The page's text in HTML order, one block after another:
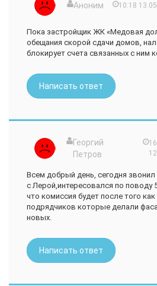
Аноним 10:18
Пока застройщик ЖК «Медовая
обещания скорой сдачи домов,
блокирует счета связанных с ним
Написать ответ
Георгий
Петров
Всем добрый день, сегодня звонил
с Лерой,интересовался по поводу
что комиссия будет после того
подрядчиков которые делали
новых.
Написать ответ